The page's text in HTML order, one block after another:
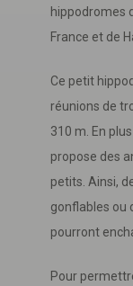
hippodromes
France et de
Ce petit
réunions de
310 m. En
propose des
petits. Ainsi,
gonflables ou
pourront
Pour